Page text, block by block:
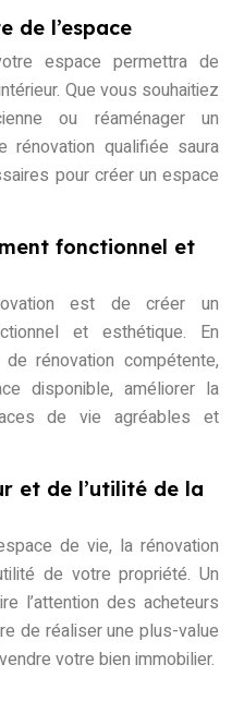
de l’espace
espace permettra de
Que vous souhaitiez
ou réaménager un
rénovation qualifiée saura
pour créer un espace
fonctionnel et
est de créer un
et esthétique. En
rénovation compétente,
disponible, améliorer la
de vie agréables et
et de l’utilité de la
de vie, la rénovation
de votre propriété. Un
l’attention des acheteurs
de réaliser une plus-value
votre bien immobilier.